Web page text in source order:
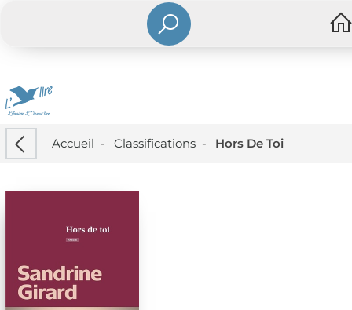
Accueil - Classifications- Hors De Toi